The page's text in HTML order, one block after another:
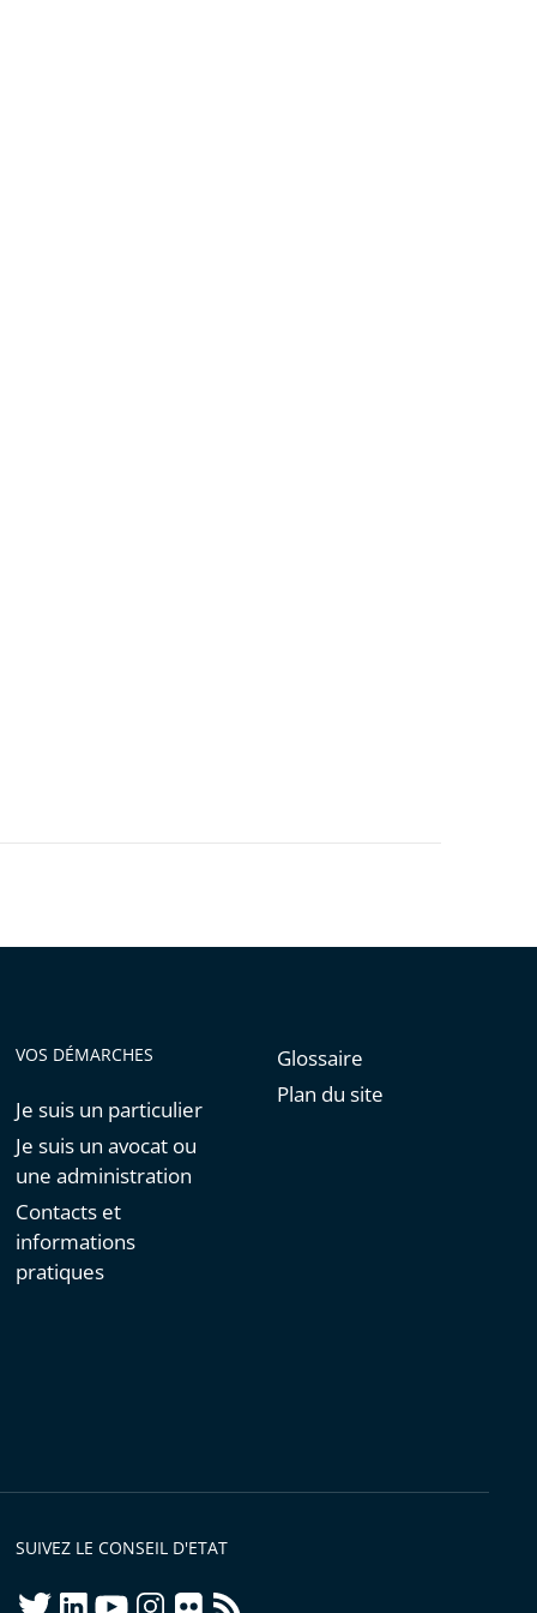
VOS DÉMARCHES
Je suis un particulier
Je suis un avocat ou
une administration
Contacts et
informations
pratiques
Glossaire
Plan du site
SUIVEZ LE CONSEIL D'ETAT
twitterlinkedInyoutubeinstagram
flickrrss